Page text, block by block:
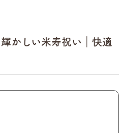
かしい米寿祝い｜快適